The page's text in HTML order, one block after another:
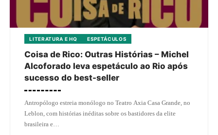
LITERATURA E HQ ESPETÁCULOS
Coisa de Rico: Outras Histórias – Michel
Alcoforado leva espetáculo ao Rio após
sucesso do best-seller
Antropólogo estreia monólogo no Teatro Axia Casa Grande, no
Leblon, com histórias inéditas sobre os bastidores da elite
brasileira e…